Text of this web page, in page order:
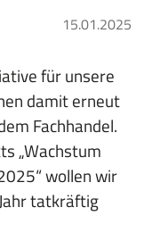
15.01.2025
für unsere
damit erneut
Fachhandel.
„Wachstum
wollen wir
tatkräftig